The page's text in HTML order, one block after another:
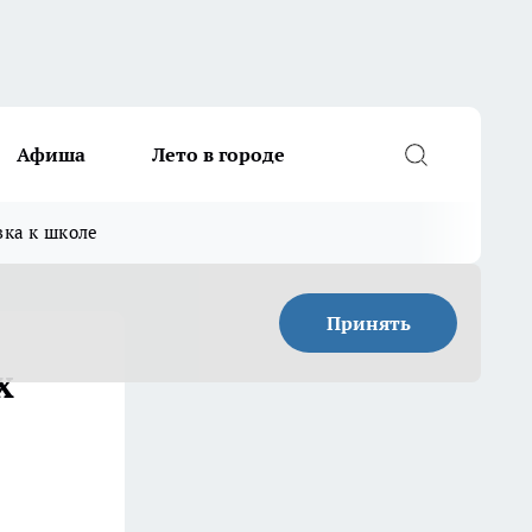
Афиша Лето в городе
к школе
Принять